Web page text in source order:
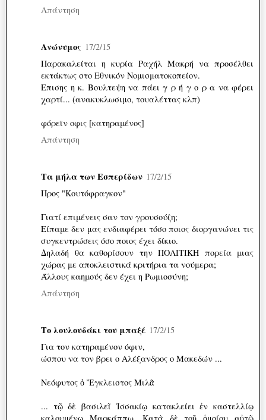
Απάντηση
Ανώνυμος 17/2/15
Παρακαλείται η κυρία Ραχήλ Μακρή να προσέλθει
εκτάκτως στο Εθνικόν Νομισματοκοπείον.
Επισης η κ. Βουλτεψη να πάει γ ρ ή γ ο ρ α να φέρει
χαρτί... (ανακυκλωσιμο, τουαλέττας κλπ)
φόρεϊν οφις [κατηραμένος]
Απάντηση
Τα μήλα των Εσπερίδων 17/2/15
Προς "Κουτόφραγκον"
Γιατί επιμένεις σαν τον γρουσούζη;
Είπαμε δεν μας ενδιαφέρει τόσο ποιος διοργανώνει τις
συγκεντρώσεις όσο ποιος έχει δίκιο.
Δηλαδή θα καθορίσουν την ΠΟΛΙΤΙΚΗ πορεία μιας
χώρας με αποκλειστικά κριτήρια τα νούμερα;
Άλλους καημούς δεν έχει η Ρωμιοσύνη;
Απάντηση
Το λουλουδάκι του μπαξέ 17/2/15
Για τον κατηραμένον όφιν,
ώσπου να τον βρει ο Αλέξανδρος ο Μακεδών ...
Νεόφυτος ὁ Ἔγκλειστος Μιλᾶ
... τῷ δὲ βασιλεῖ Ἰσσακίῳ κατακλείει ἐν καστελλίῳ